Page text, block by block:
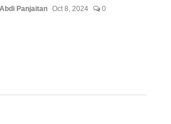
Abdi Panjaitan Oct 8, 2024 0